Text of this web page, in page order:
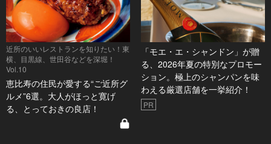
近所のいいレストランを知りたい！東
横、目黒線、世田谷などを深堀！
Vol.10
恵比寿の住民が愛する“ご近所グ
ルメ”6選。大人がほっと寛げ
る、とっておきの良店！
「モエ・エ・シャンドン」が贈
る、2026年夏の特別なプロモー
ション。極上のシャンパンを味
わえる厳選店舗を一挙紹介！
PR